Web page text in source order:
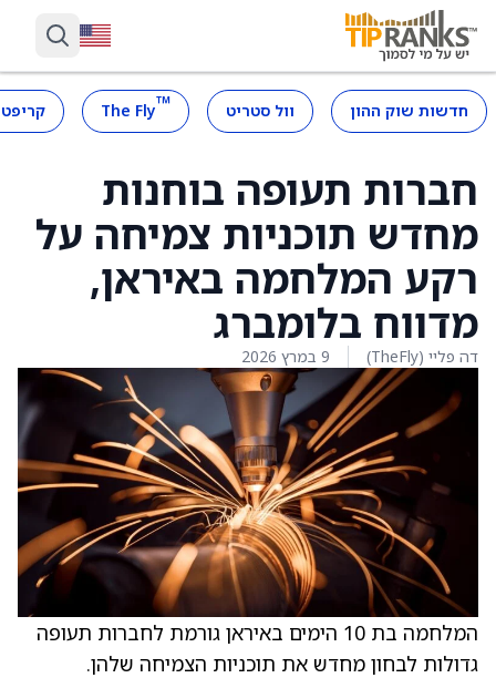
חדשות שוק ההון וול סטריט ™
The Fly
חברות תעופה בוחנות
מחדש תוכניות צמיחה על
רקע המלחמה באיראן,
מדווח בלומברג
דה פליי (TheFly) 9 במרץ 2026
המלחמה בת 10 הימים באיראן גורמת לחברות תעופה
גדולות לבחון מחדש את תוכניות הצמיחה שלהן.